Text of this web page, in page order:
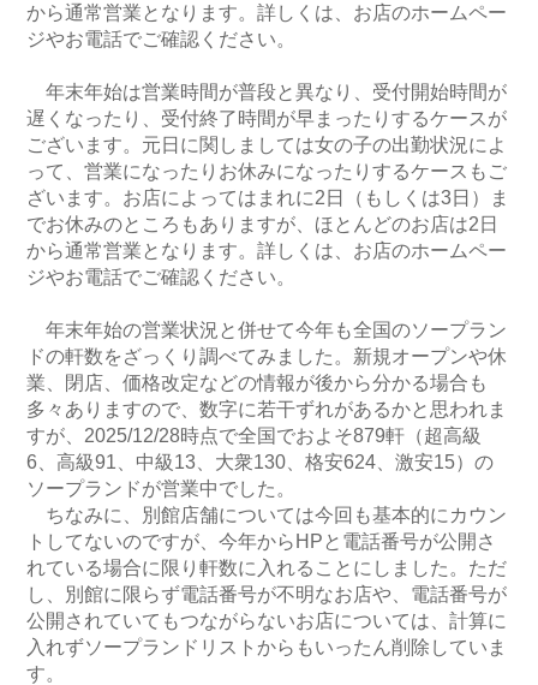
から通常営業となります。詳しくは、お店のホームペー
ジやお電話でご確認ください。
年末年始は営業時間が普段と異なり、受付開始時間が
遅くなったり、受付終了時間が早まったりするケースが
ございます。元日に関しましては女の子の出勤状況によ
って、営業になったりお休みになったりするケースもご
ざいます。お店によってはまれに2日（もしくは3日）ま
でお休みのところもありますが、ほとんどのお店は2日
から通常営業となります。詳しくは、お店のホームペー
ジやお電話でご確認ください。
年末年始の営業状況と併せて今年も全国のソープラン
ドの軒数をざっくり調べてみました。新規オープンや休
業、閉店、価格改定などの情報が後から分かる場合も
多々ありますので、数字に若干ずれがあるかと思われま
すが、2025/12/28時点で全国でおよそ879軒（超高級
6、高級91、中級13、大衆130、格安624、激安15）の
ソープランドが営業中でした。
ちなみに、別館店舗については今回も基本的にカウン
トしてないのですが、今年からHPと電話番号が公開さ
れている場合に限り軒数に入れることにしました。ただ
し、別館に限らず電話番号が不明なお店や、電話番号が
公開されていてもつながらないお店については、計算に
入れずソープランドリストからもいったん削除していま
す。